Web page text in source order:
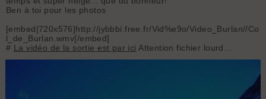
Ben à toi pour les photos
[embed|720x576]http://jybbbi.free.fr/Vid%e9o/Video_Burlan//Co
l_de_Burlan.wmv[/embed]
# La vidéo de la sortie est par ici Attention fichier lourd...